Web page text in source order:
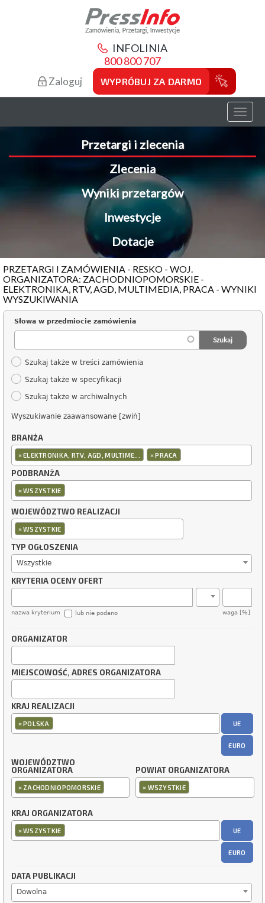
INFOLINIA
800 800 707
Zaloguj WYPRÓBUJ ZA DARMO
Toggle
Przetargi i zlecenia
Zlecenia
Wyniki przetargów
Inwestycje
Dotacje
PRZETARGI I ZAMÓWIENIA - RESKO - WOJ.
ORGANIZATORA: ZACHODNIOPOMORSKIE -
ELEKTRONIKA, RTV, AGD, MULTIMEDIA, PRACA - WYNIKI
WYSZUKIWANIA
Słowa w przedmiocie zamówienia
Szukaj także w treści zamówienia
Szukaj także w specyfikacji
Szukaj także w archiwalnych
Wyszukiwanie zaawansowane [zwiń]
BRANŻA
×ELEKTRONIKA, RTV, AGD, MULTIME... ×PRACA
PODBRANŻA
×WSZYSTKIE
WOJEWÓDZTWO REALIZACJI
×WSZYSTKIE
TYP OGŁOSZENIA
Wszystkie
KRYTERIA OCENY OFERT
nazwa kryterium waga [%]
lub nie podano
ORGANIZATOR
MIEJSCOWOŚĆ, ADRES ORGANIZATORA
KRAJ REALIZACJI
×POLSKA UE
EURO
WOJEWÓDZTWO
ORGANIZATORA
× ZACHODNIOPOMORSKIE
POWIAT ORGANIZATORA
× WSZYSTKIE
KRAJ ORGANIZATORA
×WSZYSTKIE UE
EURO
DATA PUBLIKACJI
Dowolna